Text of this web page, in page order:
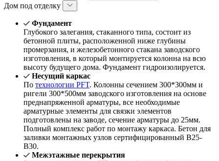
Дом под отделку
Фундамент
Глубокого залегания, стаканного типа, состоит из
бетонной плиты, расположенной ниже глубины
промерзания, и железобетонного стакана заводского
изготовления, в который монтируется колонна на всю
высоту будущего дома. Фундамент гидроизолируется.
Несущий каркас
По технологии PFT. Колонны сечением 300*300мм и
ригели 300*500мм заводского изготовления на основе
преднапряженной арматуры, все необходимые
арматурные элементы для связки элементов
подготовлены на заводе, сечение арматуры до 25мм.
Полный комплекс работ по монтажу каркаса. Бетон для
заливки монтажных узлов сертифицированный В25-
В30.
Межэтажные перекрытия